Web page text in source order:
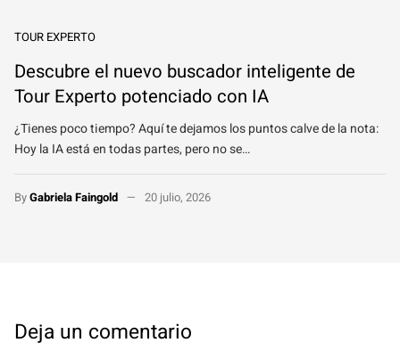
TOUR EXPERTO
Descubre el nuevo buscador inteligente de
Tour Experto potenciado con IA
¿Tienes poco tiempo? Aquí te dejamos los puntos calve de la nota:
Hoy la IA está en todas partes, pero no se…
ByGabriela Faingold 20 julio, 2026
Deja un comentario